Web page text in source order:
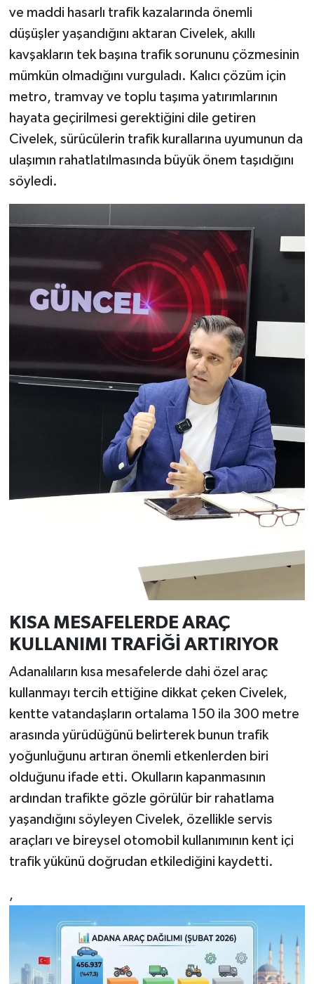
ve maddi hasarlı trafik kazalarında önemli
düşüşler yaşandığını aktaran Civelek, akıllı
kavşakların tek başına trafik sorununu çözmesinin
mümkün olmadığını vurguladı. Kalıcı çözüm için
metro, tramvay ve toplu taşıma yatırımlarının
hayata geçirilmesi gerektiğini dile getiren
Civelek, sürücülerin trafik kurallarına uyumunun da
ulaşımın rahatlatılmasında büyük önem taşıdığını
söyledi.
KISA MESAFELERDE ARAÇ
KULLANIMI TRAFİĞİ ARTIRIYOR
Adanalıların kısa mesafelerde dahi özel araç
kullanmayı tercih ettiğine dikkat çeken Civelek,
kentte vatandaşların ortalama 150 ila 300 metre
arasında yürüdüğünü belirterek bunun trafik
yoğunluğunu artıran önemli etkenlerden biri
olduğunu ifade etti. Okulların kapanmasının
ardından trafikte gözle görülür bir rahatlama
yaşandığını söyleyen Civelek, özellikle servis
araçları ve bireysel otomobil kullanımının kent içi
trafik yükünü doğrudan etkilediğini kaydetti.
,